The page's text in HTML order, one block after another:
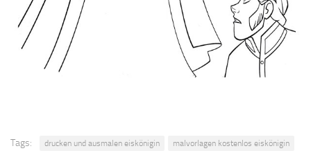
Tags: drucken und ausmalen eiskönigin malvorlagen kostenlos eiskönigin